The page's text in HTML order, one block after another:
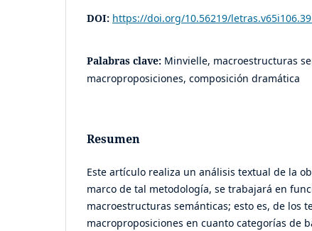
DOI: https://doi.org/10.56219/
Palabras clave: Minvielle, macroestructuras
macroproposiciones, composición dramática
Resumen
Este artículo realiza un análisis textual de la
marco de tal metodología, se trabajará en
macroestructuras semánticas; esto es, de los
macroproposiciones en cuanto categorías de